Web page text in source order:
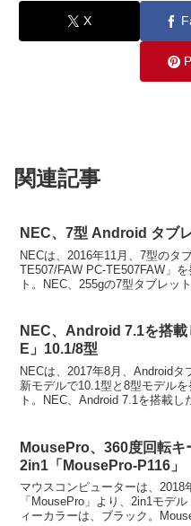
X
関連記事
NEC、7型 Android タブ
NECは、2016年11月、7型のタ
TE507/FAW PC-TE507FAW」
ト。NEC、255gの7型タブレッ
NEC、Android 7.1を搭
E」10.1/8型
NECは、2017年8月、Android
新モデルで10.1型と8型モデル
ト。NEC、Android 7.1を搭載し
MousePro、360度回転キ
2in1「MousePro-P116」
マウスコンピューターは、2018
「MousePro」より、2in1モデ
ィーカラーは、ブラック。